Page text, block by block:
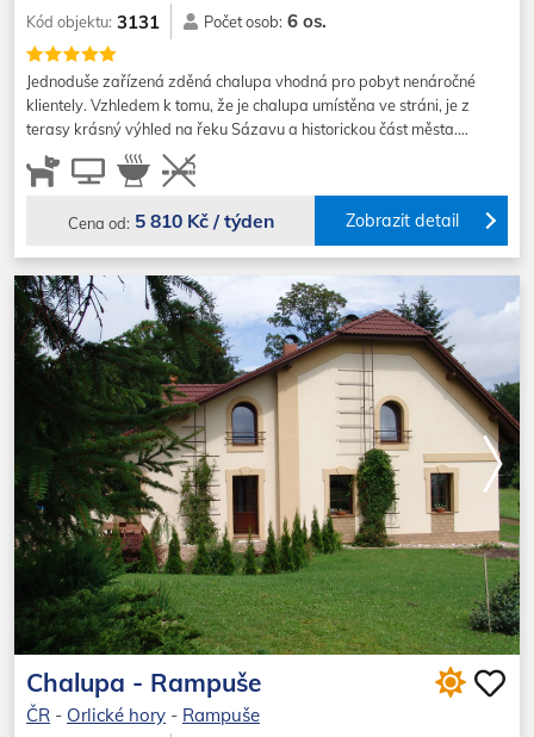
Kód objektu: 3131 Počet osob: 6 os.
Jednoduše zařízená zděná chalupa vhodná pro pobyt nenáročné
klientely. Vzhledem k tomu, že je chalupa umístěna ve stráni, je z
terasy krásný výhled na řeku Sázavu a historickou část města.…
Cena od: 5 810 Kč / týden Zobrazit detail
Chalupa - Rampuše
ČR - Orlické hory - Rampuše